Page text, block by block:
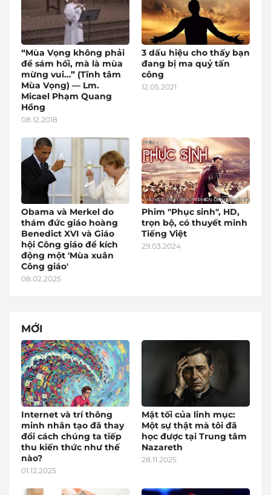
“Mùa Vọng không phải
để sám hối, mà là mùa
mừng vui…” (Tĩnh tâm
Mùa Vọng) — Lm.
Micael Phạm Quang
Hồng
08.12.2018
3 dấu hiệu cho thấy bạn
đang bị ma quỷ tấn
công
12.05.2021
Obama và Merkel do
thám đức giáo hoàng
Benedict XVI và Giáo
hội Công giáo để kích
động một 'Mùa xuân
Công giáo'
08.02.2025
Phim "Phục sinh", HD,
trọn bộ, có thuyết minh
Tiếng Việt
29.03.2024
MỚI
Internet và trí thông
minh nhân tạo đã thay
đổi cách chúng ta tiếp
thu kiến thức như thế
nào?
01.12.2025
Mặt tối của linh mục:
Một sự thật mà tôi đã
học được tại Trung tâm
Nazareth
28.11.2025